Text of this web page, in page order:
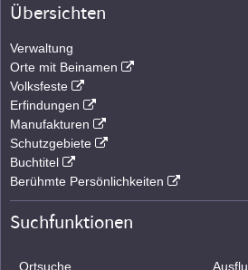
Übersichten
Verwaltung
Orte mit Beinamen
Volksfeste
Erfindungen
Manufakturen
Schutzgebiete
Buchtitel
Berühmte Persönlichkeiten
Suchfunktionen
Ortsuche